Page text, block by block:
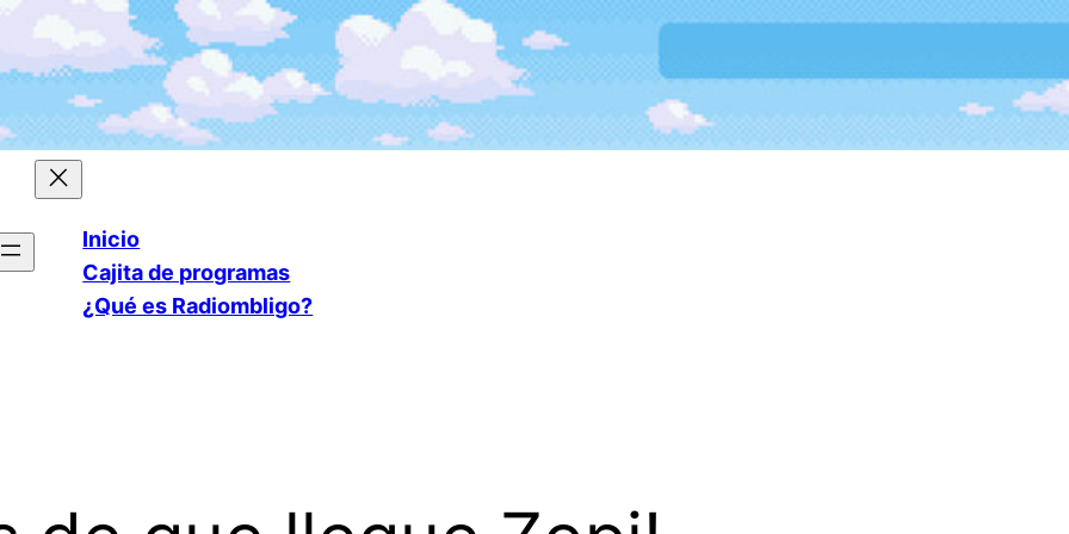
Inicio
Cajita de programas
¿Qué es Radiombligo?